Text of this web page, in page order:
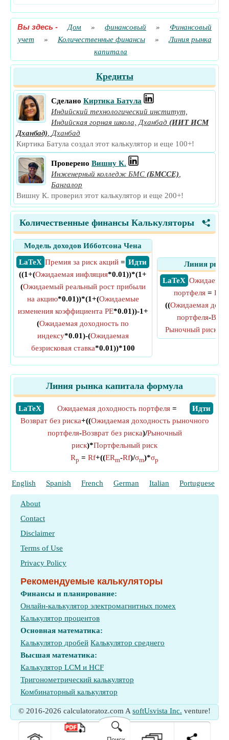
Вы здесь - Дом » финансовый »
Финансовый
учет
» Количественные финансы »
Линия рынка
капитала
Кредиты
Сделано Киртика Батула
Индийский технологический институт,
Индийская горная школа, Дханбад (ИИТ ИСМ
Дханбад)
Дханбад
Киртика Батула создал этот калькулятор и еще 100+!
Проверено Вишну К.
Инженерный колледж БМС (БМССЕ)
Бангалор
Вишну К. проверил этот калькулятор и еще 200+!
<
Количественные финансы Калькуляторы
Модель доходов Ибботсона Чена
​ LaTeX
​ Идти
Премия за риск акций =
((1+(Ожидаемая инфляция*0.01))*(1+
(Ожидаемый реальный рост прибыли
на акцию*0.01))*(1+(Ожидаемые
изменения коэффициента PE*0.01))-1+
(Ожидаемая доходность по
индексу*0.01)-(Ожидаемая
безрисковая ставка*0.01))*100
Линия
​ LaTeX Ожидаемая
портфеля=
((Ожидаемая
портфеля-
Рыночный риск
Линия рынка капитала формула
​LaTeX ​Идти
Ожидаемая доходность портфеля=
Возврат без риска+((Ожидаемая доходность рыночного
портфеля-Возврат без риска)/Рыночный
риск)*Портфельный риск
Rp = Rf+((ERm-Rf)/σm)*σp
English Spanish French German Italian Portuguese
About
Contact
Disclaimer
Terms of Use
Privacy Policy
Рекомендуемые калькуляторы
Финансы и планирование:
Онлайн-калькулятор электромагнитных помех
Калькулятор процентов
Основная математика:
Калькулятор дробей Калькулятор среднего
Высшая математика:
Калькулятор LCM и HCF
Тригонометрический калькулятор
Комбинаторный калькулятор
© 2016-2026 calculatoratoz.com A softUsvista Inc. venture!
🔍